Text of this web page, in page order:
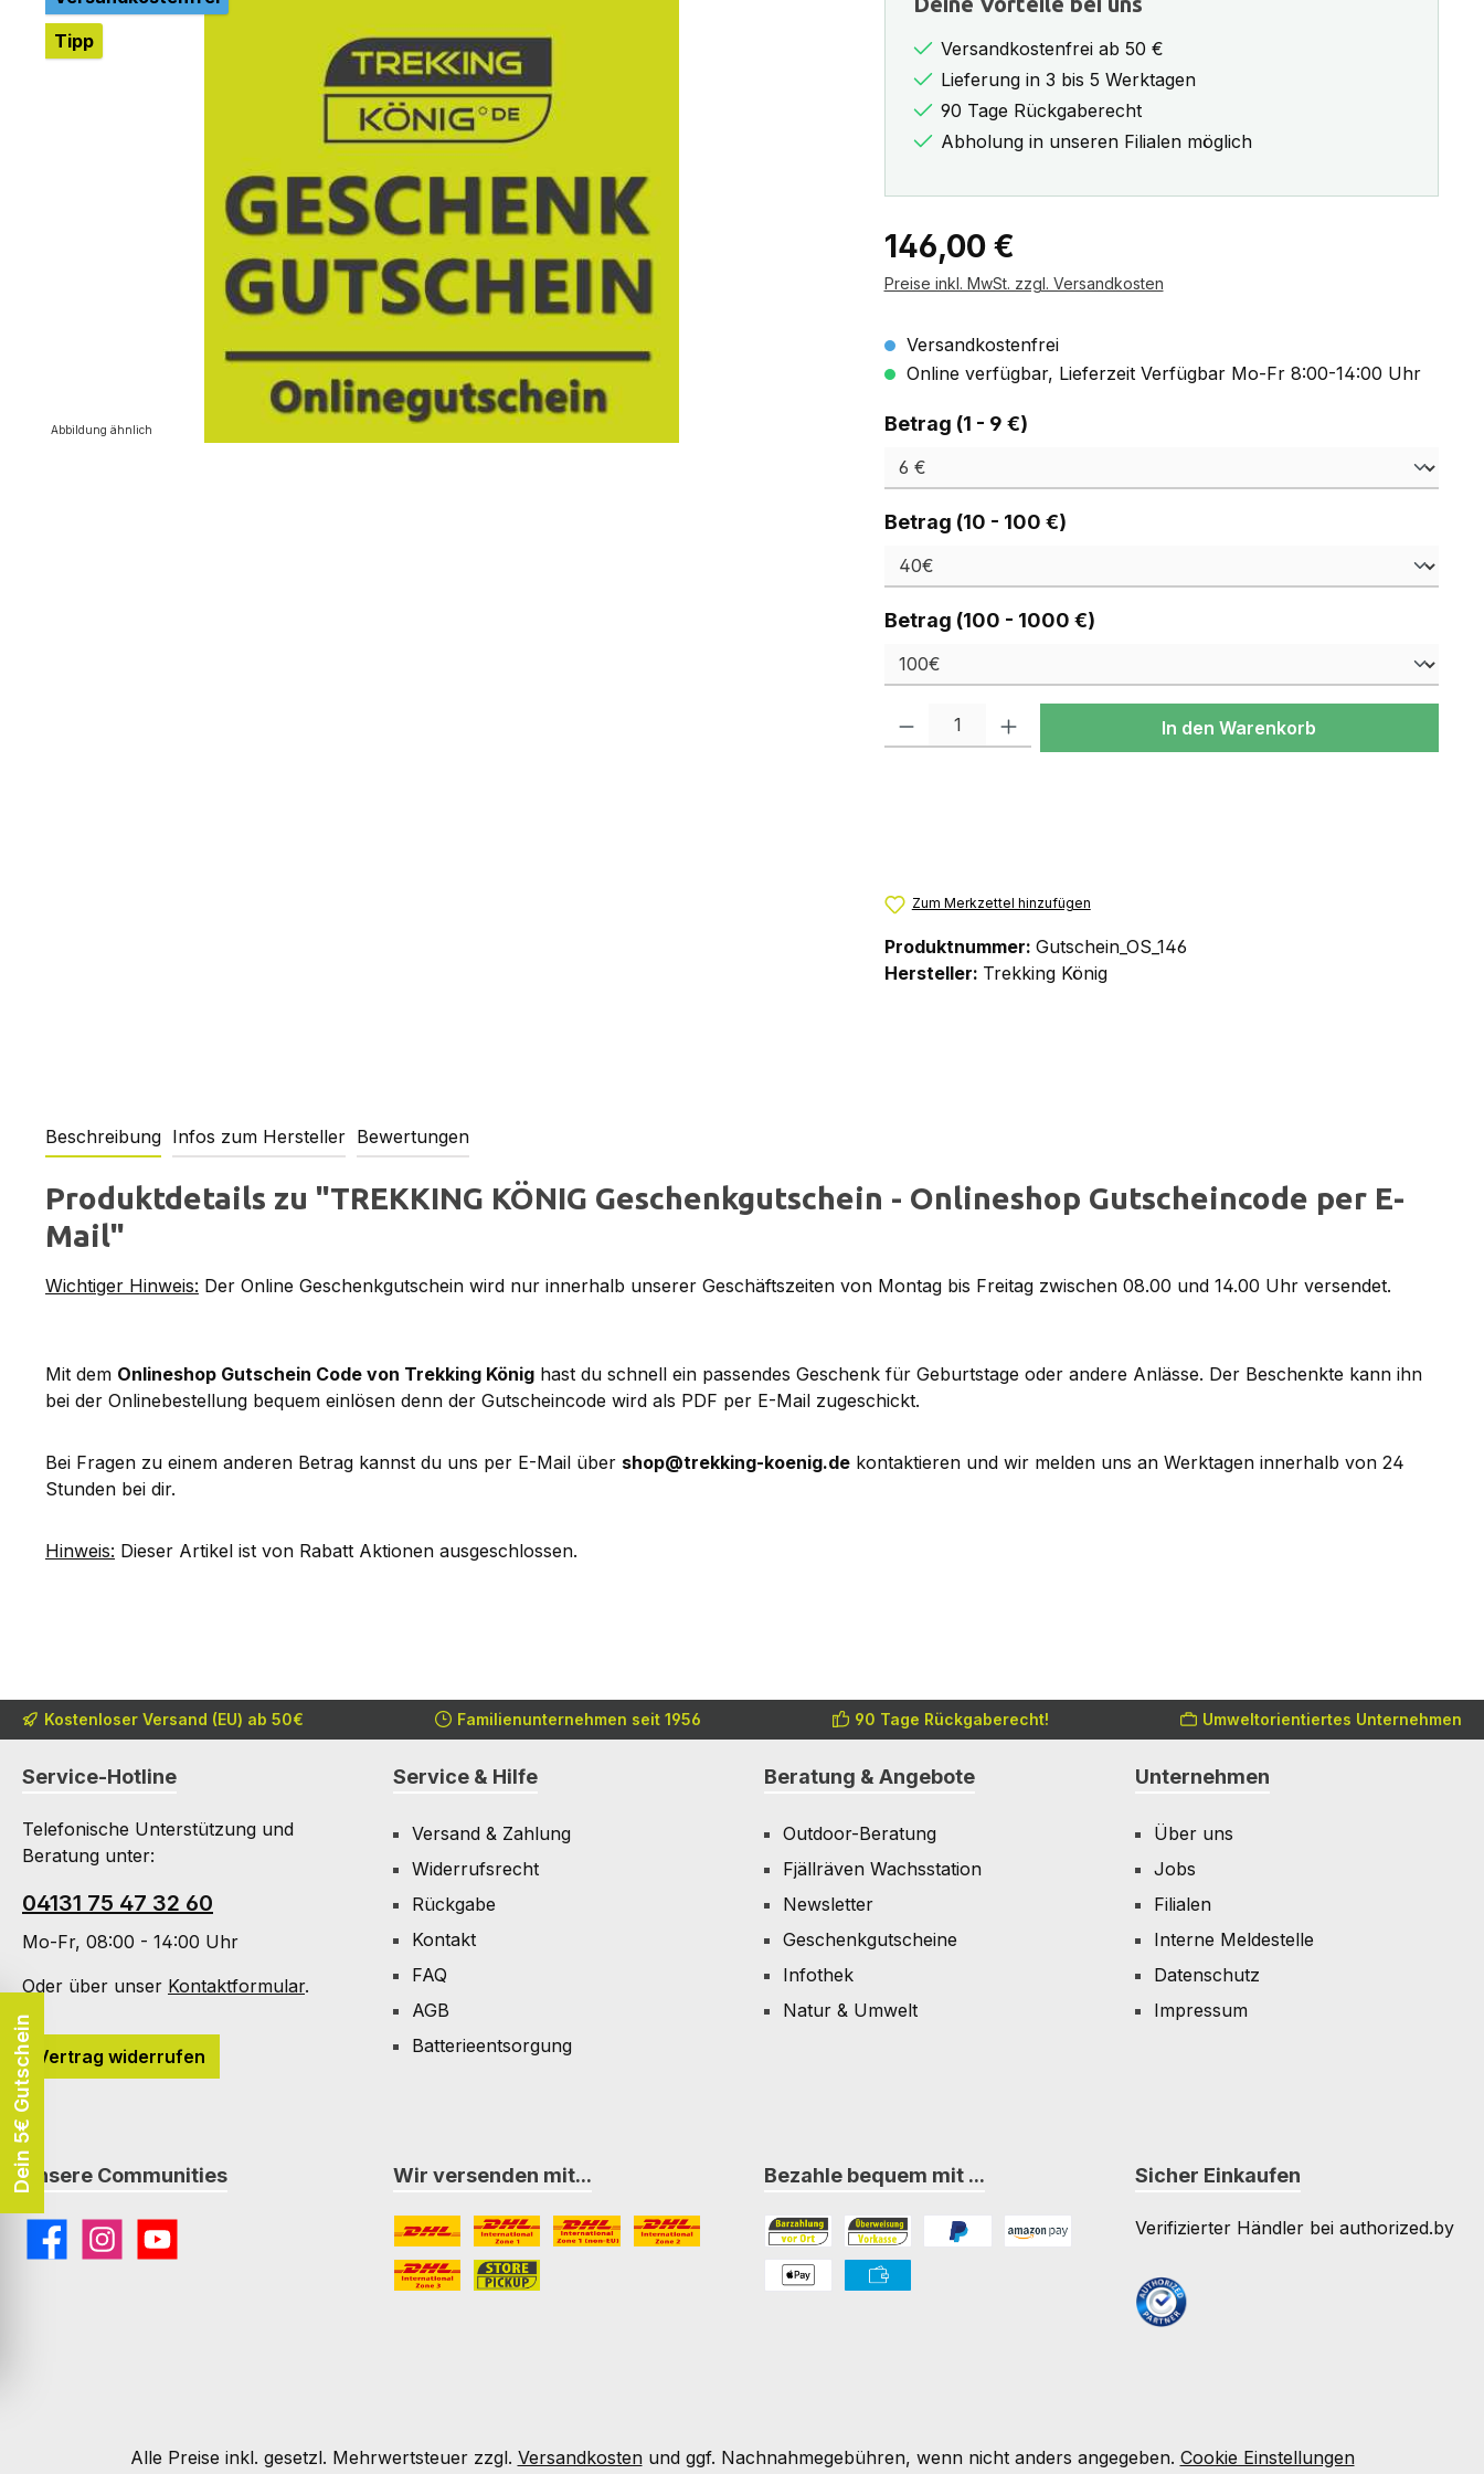
Tipp
Abbildung ähnlich
Versandkostenfrei ab 50 €
Lieferung in 3 bis 5 Werktagen
90 Tage Rückgaberecht
Abholung in unseren Filialen möglich
Regulärer Preis:
146,00 €
Preise inkl. MwSt. zzgl. Versandkosten
Versandkostenfrei
Online verfügbar, Lieferzeit Verfügbar Mo-Fr 8:00-14:00 Uhr
Betrag (1 - 9 €)auswählen
Betrag (10 - 100 €)auswählen
Betrag (100 - 1000 €)auswählen
Produkt Anzahl: Gib den gewünschten Wert ein oder benutze die Schaltflächen
In den Warenkorb
Zum Merkzettel hinzufügen
Produktnummer: Gutschein_OS_146
Hersteller: Trekking König
Beschreibung Infos zum Hersteller Bewertungen
Produktdetails zu "TREKKING KÖNIG Geschenkgutschein - Onlineshop Gutscheincode per E-
Mail"
Wichtiger Hinweis: Der Online Geschenkgutschein wird nur innerhalb unserer Geschäftszeiten von Montag bis Freitag zwischen 08.00 und 14.00 Uhr versendet.
Mit dem Onlineshop Gutschein Code von Trekking König hast du schnell ein passendes Geschenk für Geburtstage oder andere Anlässe. Der Beschenkte kann ihn
bei der Onlinebestellung bequem einlösen denn der Gutscheincode wird als PDF per E-Mail zugeschickt.
Bei Fragen zu einem anderen Betrag kannst du uns per E-Mail über shop@trekking-koenig.de kontaktieren und wir melden uns an Werktagen innerhalb von 24
Stunden bei dir.
Hinweis: Dieser Artikel ist von Rabatt Aktionen ausgeschlossen.
Kostenloser Versand (EU) ab 50€ Familienunternehmen seit 1956 90 Tage Rückgaberecht! Umweltorientiertes Unternehmen
Service-Hotline
Telefonische Unterstützung und
Beratung unter:
04131 75 47 32 60
Mo-Fr, 08:00 - 14:00 Uhr
Oder über unser Kontaktformular.
Vertrag widerrufen
Service & Hilfe
Versand & Zahlung
Widerrufsrecht
Rückgabe
Kontakt
FAQ
AGB
Batterieentsorgung
Beratung & Angebote
Outdoor-Beratung
Fjällräven Wachsstation
Newsletter
Geschenkgutscheine
Infothek
Natur & Umwelt
Unternehmen
Über uns
Jobs
Filialen
Interne Meldestelle
Datenschutz
Impressum
Unsere Communities
FacebookInstagramYouTube
Wir versenden mit...
DHL DHL Paket International Zone 1
DHL Paket International Zone 1 (non-EU)
DHL Paket International Zone 2
Bezahle bequem mit ...
Bezahlung in der Filiale
Vorkasse
Sicher Einkaufen
Verifizierter Händler bei authorized.by
Alle Preise inkl. gesetzl. Mehrwertsteuer zzgl. Versandkostenund ggf. Nachnahmegebühren, wenn nicht anders angegeben. Cookie Einstellungen
Dein 5€ Gutschein